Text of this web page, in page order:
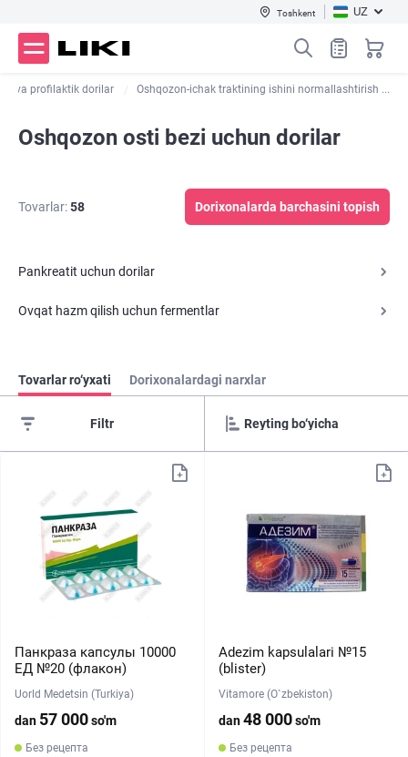
Toshkent UZ
va profilaktik dorilar Oshqozon-ichak traktining ishini normallashtirish ...
Oshqozon osti bezi uchun dorilar
Tovarlar:58 Dorixonalarda barchasini topish
Pankreatit uchun dorilar
Ovqat hazm qilish uchun fermentlar
Tovarlar ro‘yxati Dorixonalardagi narxlar
Filtr
Панкраза капсулы 10000
ЕД №20 (флакон)
Uorld Medetsin (Turkiya)
dan 57 000so'm
Без рецепта
Adezim kapsulalari №15
(blister)
Vitamore (O`zbekiston)
dan48 000so'm
Без рецепта